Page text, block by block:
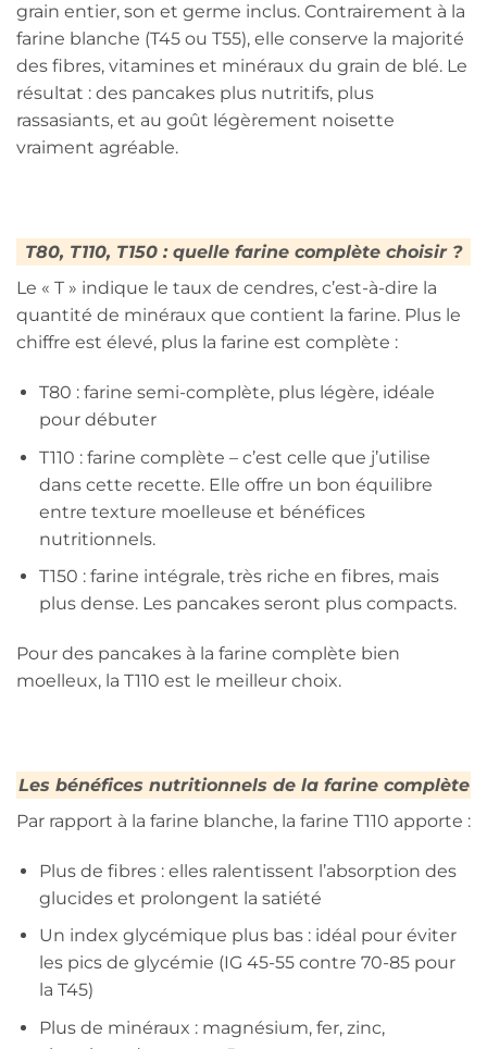
grain entier, son et germe inclus. Contrairement à la
farine blanche (T45 ou T55), elle conserve la majorité
des fibres, vitamines et minéraux du grain de blé. Le
résultat : des pancakes plus nutritifs, plus
rassasiants, et au goût légèrement noisette
vraiment agréable.
T80, T110, T150 : quelle farine complète choisir ?
Le « T » indique le taux de cendres, c’est-à-dire la
quantité de minéraux que contient la farine. Plus le
chiffre est élevé, plus la farine est complète :
T80 : farine semi-complète, plus légère, idéale
pour débuter
T110 : farine complète – c’est celle que j’utilise
dans cette recette. Elle offre un bon équilibre
entre texture moelleuse et bénéfices
nutritionnels.
T150 : farine intégrale, très riche en fibres, mais
plus dense. Les pancakes seront plus compacts.
Pour des pancakes à la farine complète bien
moelleux, la T110 est le meilleur choix.
Les bénéfices nutritionnels de la farine complète
Par rapport à la farine blanche, la farine T110 apporte :
Plus de fibres : elles ralentissent l’absorption des
glucides et prolongent la satiété
Un index glycémique plus bas : idéal pour éviter
les pics de glycémie (IG 45-55 contre 70-85 pour
la T45)
Plus de minéraux : magnésium, fer, zinc,